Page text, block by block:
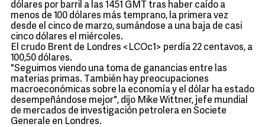
dólares por barril a las 1451 GMT tras haber caído a
menos de 100 dólares más temprano, la primera vez
desde el cinco de marzo, sumándose a una baja de casi
cinco dólares el miércoles.
El crudo Brent de Londres <LCOc1> perdía 22 centavos, a
100,50 dólares.
"Seguimos viendo una toma de ganancias entre las
materias primas. También hay preocupaciones
macroeconómicas sobre la economía y el dólar ha estado
desempeñándose mejor", dijo Mike Wittner, jefe mundial
de mercados de investigación petrolera en Societe
Generale en Londres.